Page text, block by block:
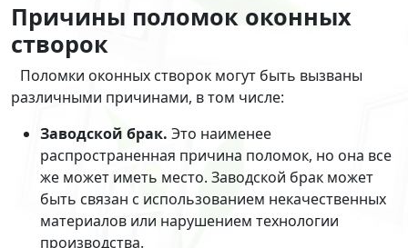
Причины поломок оконных
створок
Поломки оконных створок могут быть вызваны
различными причинами, в том числе:
Заводской брак. Это наименее
распространенная причина поломок, но она все
же может иметь место. Заводской брак может
быть связан с использованием некачественных
материалов или нарушением технологии
производства.